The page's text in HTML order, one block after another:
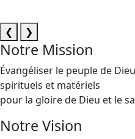
❮ ❯
Notre Mission
Évangéliser le peuple de
spirituels et matériels
pour la gloire de Dieu et le
Notre Vision